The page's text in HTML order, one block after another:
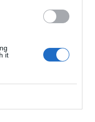
it
Ascolta la Radio